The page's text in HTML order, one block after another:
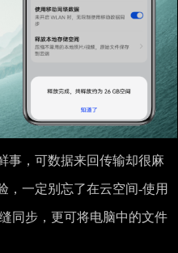
事，可数据来回传输却很麻
，一定别忘了在云空间-使用
同步，更可将电脑中的文件